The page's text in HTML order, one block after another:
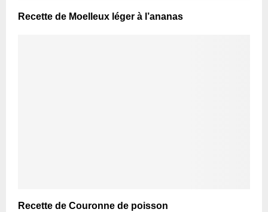
Recette de Moelleux léger à l’ananas
Recette de Couronne de poisson